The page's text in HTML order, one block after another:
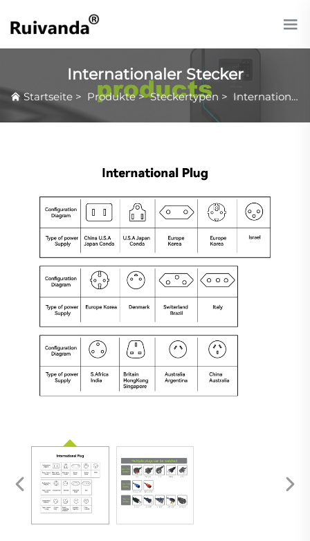
Internationaler Stecker
Startseite > Produkte>Steckertypen > Internationaler Stecker